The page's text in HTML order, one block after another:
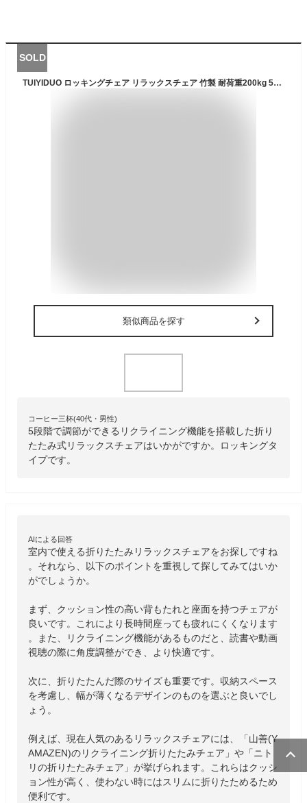
SOLD
TUIYIDUO ロッキングチェア リラックスチェア 竹製 耐荷重200kg 5段階調整 幅47×奥行き97×高さ91.7cm マッサージ底板付き 折りたたみ式 揺れる椅子 ガーデンチェア で移動に便利
類似商品を探す
コーヒー三杯(40代・男性)
5段階で調節ができるリクライニング機能を搭載した折り
たたみ式リラックスチェアはいかがですか。ロッキングタ
イプです。
AIによる回答
室内で使える折りたたみリラックスチェアをお探しですね
。それなら、以下のポイントを重視して探してみてはいか
がでしょうか。
まず、クッション性の高い背もたれと座面を持つチェアが
良いです。これにより長時間座っても疲れにくくなります
。また、リクライニング機能があるものだと、読書や動画
視聴の際に角度調整ができ、より快適です。
次に、折りたたんだ際のサイズも重要です。収納スペース
を考慮し、幅が薄くなるデザインのものを選ぶと良いでし
ょう。
例えば、現在人気のあるリラックスチェアには、「山善(Y
AMAZEN)のリクライニング折りたたみチェア」や「ニト
リの折りたたみチェア」が挙げられます。これらはクッシ
ョン性が高く、使わない時にはスリムに折りたためるため
便利です。